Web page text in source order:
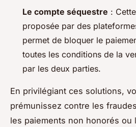
Le compte séquestre :
proposée par des
permet de bloquer le
toutes les conditions de la
par les deux parties.
En privilégiant ces solutions,
prémunissez contre les
les paiements non honorés ou